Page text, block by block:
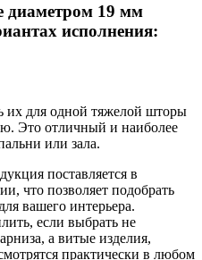
диаметром 19 мм
исполнения:
их для одной тяжелой шторы
Это отличный и наиболее
или зала.
поставляется в
что позволяет подобрать
вашего интерьера.
если выбрать не
а витые изделия,
практически в любом